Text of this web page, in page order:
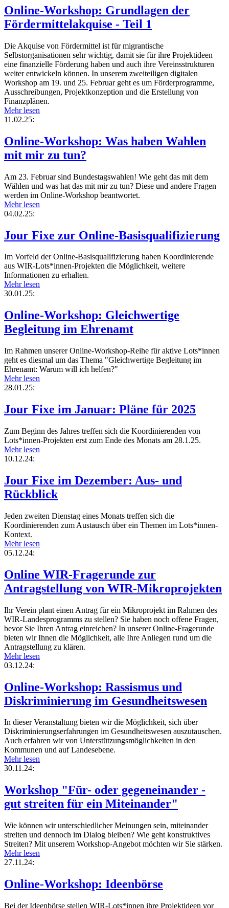
Online-Workshop: Grundlagen der
Fördermittelakquise - Teil 1
Die Akquise von Fördermittel ist für migrantische
Selbstorganisationen sehr wichtig, damit sie für ihre Projektideen
eine finanzielle Förderung haben und auch ihre Vereinsstrukturen
weiter entwickeln können. In unserem zweiteiligen digitalen
Workshop am 19. und 25. Februar geht es um Förderprogramme,
Ausschreibungen, Projektkonzeption und die Erstellung von
Finanzplänen.
Mehr lesen
11.02.25:
Online-Workshop: Was haben Wahlen
mit mir zu tun?
Am 23. Februar sind Bundestagswahlen! Wie geht das mit dem
Wählen und was hat das mit mir zu tun? Diese und andere Fragen
werden im Online-Workshop beantwortet.
Mehr lesen
04.02.25:
Jour Fixe zur Online-Basisqualifizierung
Im Vorfeld der Online-Basisqualifizierung haben Koordinierende
aus WIR-Lots*innen-Projekten die Möglichkeit, weitere
Informationen zu erhalten.
Mehr lesen
30.01.25:
Online-Workshop: Gleichwertige
Begleitung im Ehrenamt
Im Rahmen unserer Online-Workshop-Reihe für aktive Lots*innen
geht es diesmal um das Thema "Gleichwertige Begleitung im
Ehrenamt: Warum will ich helfen?"
Mehr lesen
28.01.25:
Jour Fixe im Januar: Pläne für 2025
Zum Beginn des Jahres treffen sich die Koordinierenden von
Lots*innen-Projekten erst zum Ende des Monats am 28.1.25.
Mehr lesen
10.12.24:
Jour Fixe im Dezember: Aus- und
Rückblick
Jeden zweiten Dienstag eines Monats treffen sich die
Koordinierenden zum Austausch über ein Themen im Lots*innen-
Kontext.
Mehr lesen
05.12.24:
Online WIR-Fragerunde zur
Antragstellung von WIR-Mikroprojekten
Ihr Verein plant einen Antrag für ein Mikroprojekt im Rahmen des
WIR-Landesprogramms zu stellen? Sie haben noch offene Fragen,
bevor Sie Ihren Antrag einreichen? In unserer Online-Fragerunde
bieten wir Ihnen die Möglichkeit, alle Ihre Anliegen rund um die
Antragstellung zu klären.
Mehr lesen
03.12.24:
Online-Workshop: Rassismus und
Diskriminierung im Gesundheitswesen
In dieser Veranstaltung bieten wir die Möglichkeit, sich über
Diskriminierungserfahrungen im Gesundheitswesen auszutauschen.
Auch erfahren wir von Unterstützungsmöglichkeiten in den
Kommunen und auf Landesebene.
Mehr lesen
30.11.24:
Workshop "Für- oder gegeneinander -
gut streiten für ein Miteinander"
Wie können wir unterschiedlicher Meinungen sein, miteinander
streiten und dennoch im Dialog bleiben? Wie geht konstruktives
Streiten? Mit unserem Workshop-Angebot möchten wir Sie stärken.
Mehr lesen
27.11.24:
Online-Workshop: Ideenbörse
Bei der Ideenbörse stellen WIR-Lots*innen ihre Projektideen vor